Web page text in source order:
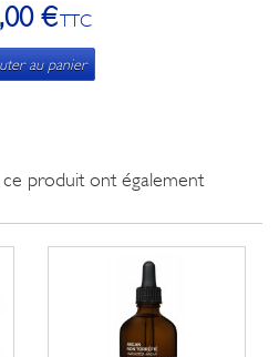
€TTC
au panier
produit ont également